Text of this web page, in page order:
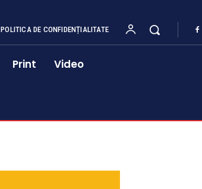
POLITICA DE CONFIDENȚIALITATE
Print Video